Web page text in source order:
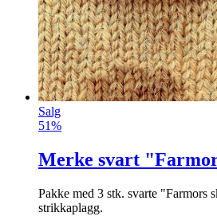
Salg
51%
Merke svart
Pakke med 3 stk. svarte "Farmors
strikkaplagg.